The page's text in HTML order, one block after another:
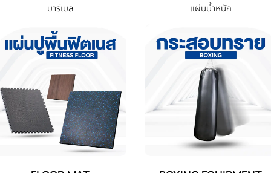
บาร์เบล แผ่นน้ำหนัก